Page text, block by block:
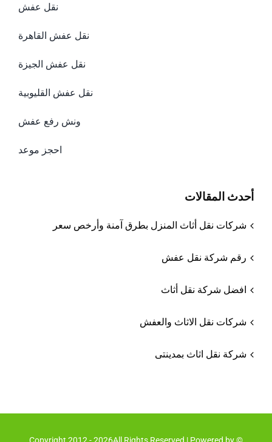
نقل عفش
نقل عفش القاهرة
نقل عفش الجيزة
نقل عفش القليوبية
ونش رفع عفش
احجز موعد
أحدث المقالات
شركات نقل أثاث المنزل بطرق آمنة وأرخص سعر
رقم شركة نقل عفش
افضل شركة نقل أثاث
شركات نقل الاثاث والعفش
شركة نقل اثاث بمدينتى
© Copyright 2012 - 2026All Rights Reserved | Powered by